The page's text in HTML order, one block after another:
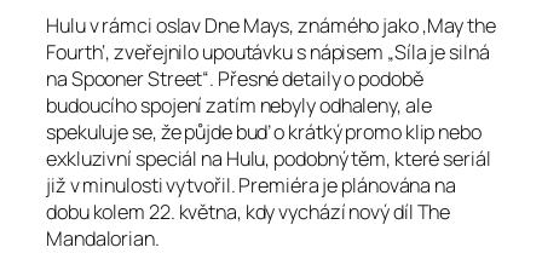
Hulu v rámci oslav Dne Mays, známého jako ‚May the
Fourth‘, zveřejnilo upoutávku s nápisem „Síla je silná
na Spooner Street“. Přesné detaily o podobě
budoucího spojení zatím nebyly odhaleny, ale
spekuluje se, že půjde buď o krátký promo klip nebo
exkluzivní speciál na Hulu, podobný těm, které seriál
již v minulosti vytvořil. Premiéra je plánována na
dobu kolem 22. května, kdy vychází nový díl The
Mandalorian.